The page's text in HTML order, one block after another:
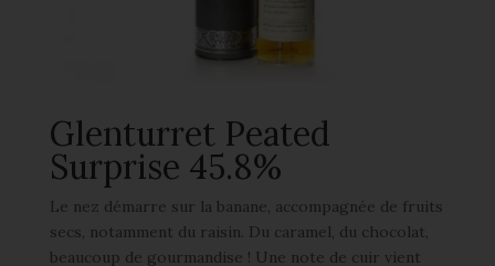
Glenturret Peated
Surprise 45.8%
Le nez démarre sur la banane, accompagnée de fruits
secs, notamment du raisin. Du caramel, du chocolat,
beaucoup de gourmandise ! Une note de cuir vient